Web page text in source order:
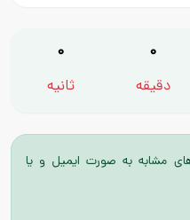
0
دقیقه
0
ثانیه
مشابه به صورت ایمیل و یا